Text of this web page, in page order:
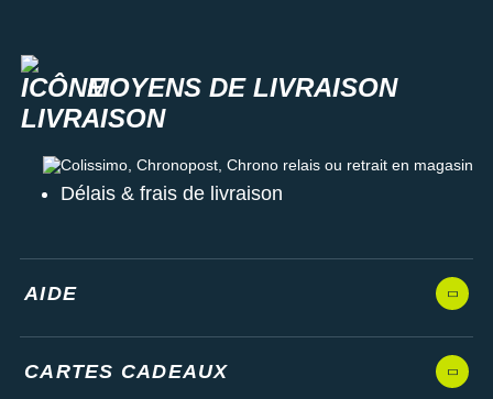
MOYENS DE LIVRAISON
Colissimo, Chronopost, Chrono relais ou retrait en magasin
Délais & frais de livraison
AIDE
CARTES CADEAUX